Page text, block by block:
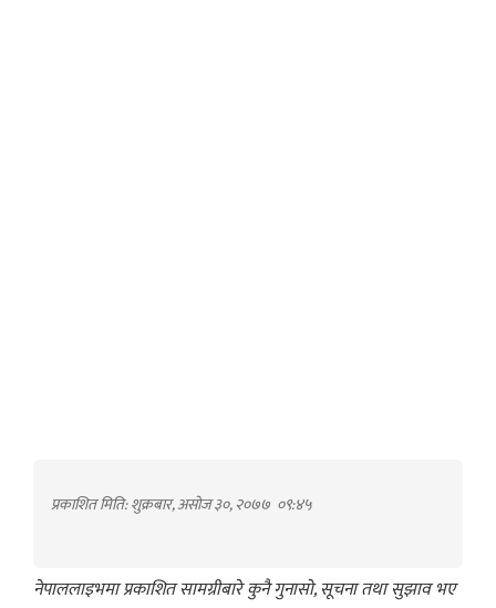
प्रकाशित मिति: शुक्रबार, असोज ३०, २०७७ ०९:४५
नेपाललाइभमा प्रकाशित सामग्रीबारे कुनै गुनासो, सूचना तथा सुझाव भए